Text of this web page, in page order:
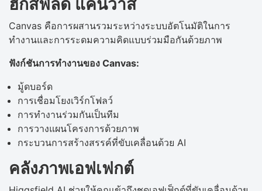
Canvas คือการผสานรวมระหว่างระบบอัตโนมัติในการ
ทำงานและการระดมความคิดแบบร่วมมือกันด้วยภาพ
ฟังก์ชันการทำงานของ Canvas:
มู้ดบอร์ด
การเชื่อมโยงเวิร์กโฟลว์
การทำงานร่วมกันเป็นทีม
การวางแผนโครงการด้วยภาพ
กระบวนการสร้างสรรค์ที่ขับเคลื่อนด้วย AI
คลังภาพเอฟเฟกต์